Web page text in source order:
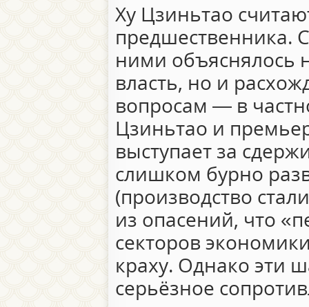
Ху Цзиньтао
предшественника.
ними объяснялось
власть, но и
вопросам — в
Цзиньтао и
выступает за
слишком бурно
(производство
из опасений, что
секторов
краху. Однако эти
серьёзное